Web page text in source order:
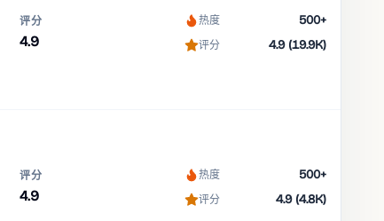
评分
4.9
热度 500+
评分 4.9 (19.9K)
评分
4.9
热度 500+
评分 4.9 (4.8K)